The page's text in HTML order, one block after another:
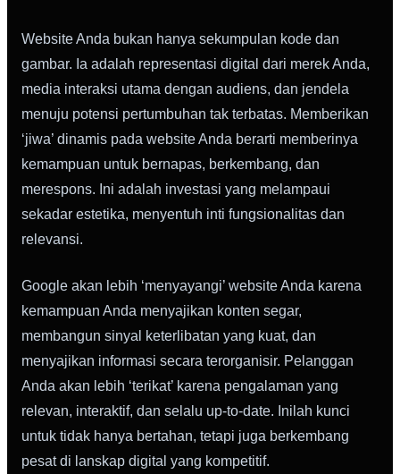
Website Anda bukan hanya sekumpulan kode dan
gambar. Ia adalah representasi digital dari merek Anda,
media interaksi utama dengan audiens, dan jendela
menuju potensi pertumbuhan tak terbatas. Memberikan
‘jiwa’ dinamis pada website Anda berarti memberinya
kemampuan untuk bernapas, berkembang, dan
merespons. Ini adalah investasi yang melampaui
sekadar estetika, menyentuh inti fungsionalitas dan
relevansi.
Google akan lebih ‘menyayangi’ website Anda karena
kemampuan Anda menyajikan konten segar,
membangun sinyal keterlibatan yang kuat, dan
menyajikan informasi secara terorganisir. Pelanggan
Anda akan lebih ‘terikat’ karena pengalaman yang
relevan, interaktif, dan selalu up-to-date. Inilah kunci
untuk tidak hanya bertahan, tetapi juga berkembang
pesat di lanskap digital yang kompetitif.